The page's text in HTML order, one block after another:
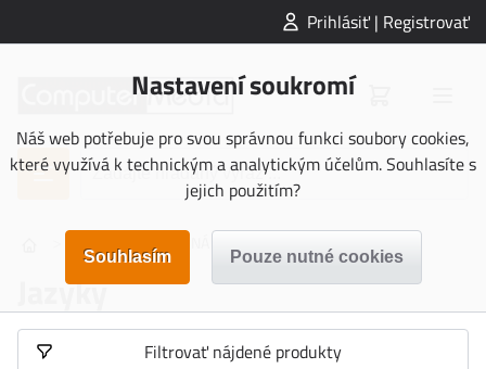
Prihlásiť | Registrovať
Nastavení soukromí
Náš web potřebuje pro svou správnou funkci soubory cookies,
které využívá k technickým a analytickým účelům. Souhlasíte s
jejich použitím?
> NAUČNÁ LITERATURA
Jazyky
Filtrovať nájdené produkty